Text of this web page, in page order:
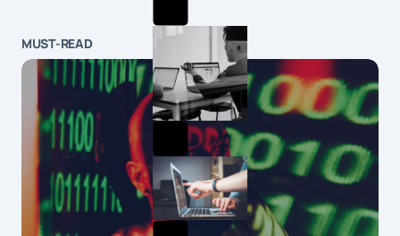
MUST-READ